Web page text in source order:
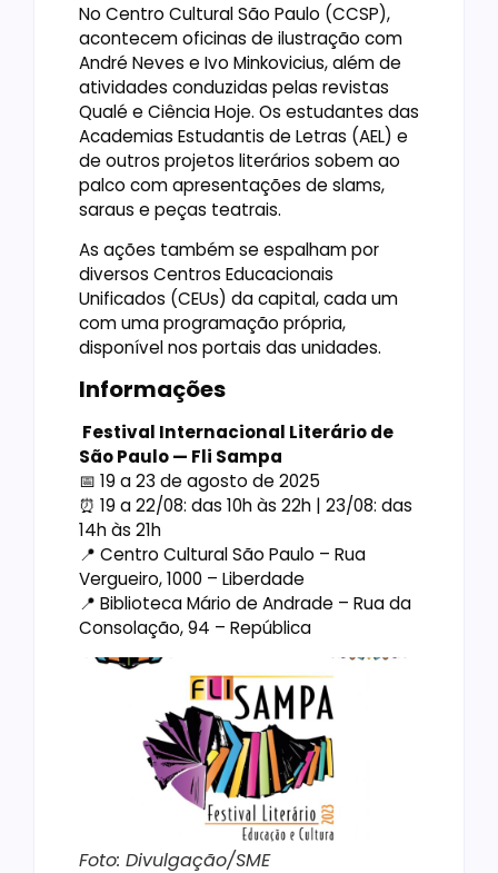
No Centro Cultural São Paulo (CCSP),
acontecem oficinas de ilustração com
André Neves e Ivo Minkovicius, além de
atividades conduzidas pelas revistas
Qualé e Ciência Hoje. Os estudantes das
Academias Estudantis de Letras (AEL) e
de outros projetos literários sobem ao
palco com apresentações de slams,
saraus e peças teatrais.
As ações também se espalham por
diversos Centros Educacionais
Unificados (CEUs) da capital, cada um
com uma programação própria,
disponível nos portais das unidades.
Informações
Festival Internacional Literário de
São Paulo — Fli Sampa
📅 19 a 23 de agosto de 2025
⏰ 19 a 22/08: das 10h às 22h | 23/08: das
14h às 21h
📍 Centro Cultural São Paulo – Rua
Vergueiro, 1000 – Liberdade
📍 Biblioteca Mário de Andrade – Rua da
Consolação, 94 – República
Foto: Divulgação/SME